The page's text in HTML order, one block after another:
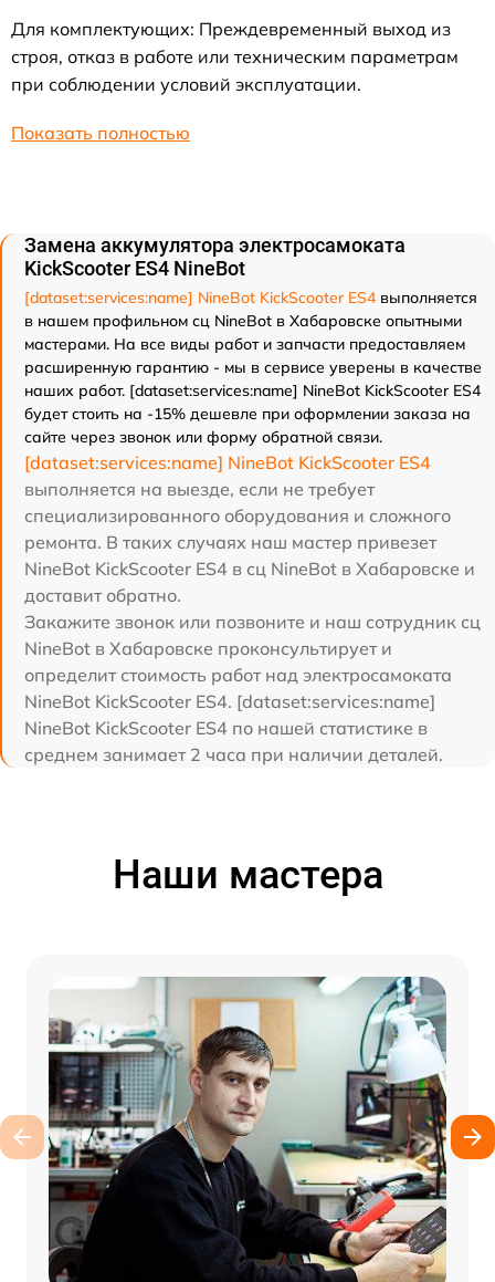
Для комплектующих: Преждевременный выход из
строя, отказ в работе или техническим параметрам
при соблюдении условий эксплуатации.
Показать полностью
Замена аккумулятора электросамоката
KickScooter ES4 NineBot
[dataset:services:name] NineBot KickScooter ES4 выполняется
в нашем профильном сц NineBot в Хабаровске опытными
мастерами. На все виды работ и запчасти предоставляем
расширенную гарантию - мы в сервисе уверены в качестве
наших работ. [dataset:services:name] NineBot KickScooter ES4
будет стоить на -15% дешевле при оформлении заказа на
сайте через звонок или форму обратной связи.
[dataset:services:name] NineBot KickScooter ES4
выполняется на выезде, если не требует
специализированного оборудования и сложного
ремонта. В таких случаях наш мастер привезет
NineBot KickScooter ES4 в сц NineBot в Хабаровске и
доставит обратно.
Закажите звонок или позвоните и наш сотрудник сц
NineBot в Хабаровске проконсультирует и
определит стоимость работ над электросамоката
NineBot KickScooter ES4. [dataset:services:name]
NineBot KickScooter ES4 по нашей статистике в
среднем занимает 2 часа при наличии деталей.
Наши мастера